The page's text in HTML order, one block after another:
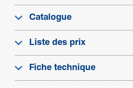
Catalogue
Liste des prix
Fiche technique